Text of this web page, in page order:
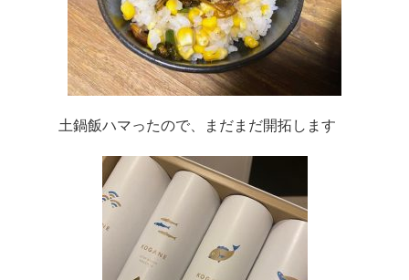
土鍋飯ハマったので、まだまだ開拓します